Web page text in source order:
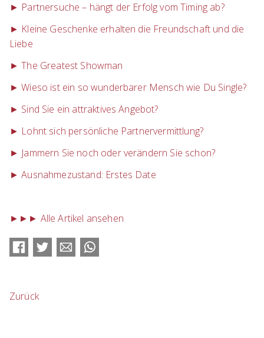
► Partnersuche – hängt der Erfolg vom Timing ab?
► Kleine Geschenke erhalten die Freundschaft und die
Liebe
► The Greatest Showman
► Wieso ist ein so wunderbarer Mensch wie Du Single?
► Sind Sie ein attraktives Angebot?
► Lohnt sich persönliche Partnervermittlung?
► Jammern Sie noch oder verändern Sie schon?
► Ausnahmezustand: Erstes Date
►►► Alle Artikel ansehen
FacebookTwitterE-mail
Zurück